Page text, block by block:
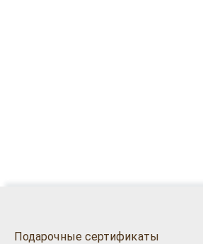
Подарочные сертификаты